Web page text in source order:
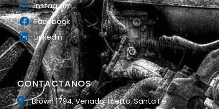
CONTACTANOS
Brown 1794, Venado Tuerto, Santa Fe
Instagram
Facebook
Linkedin